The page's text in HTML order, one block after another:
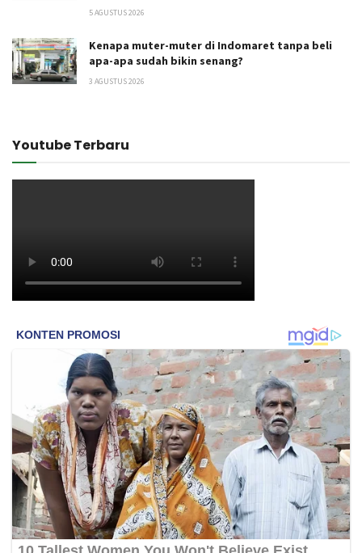
5 AGUSTUS 2026
Kenapa muter-muter di Indomaret tanpa beli
apa-apa sudah bikin senang?
3 AGUSTUS 2026
Youtube Terbaru